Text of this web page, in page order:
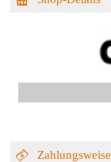
Zahlungsweise